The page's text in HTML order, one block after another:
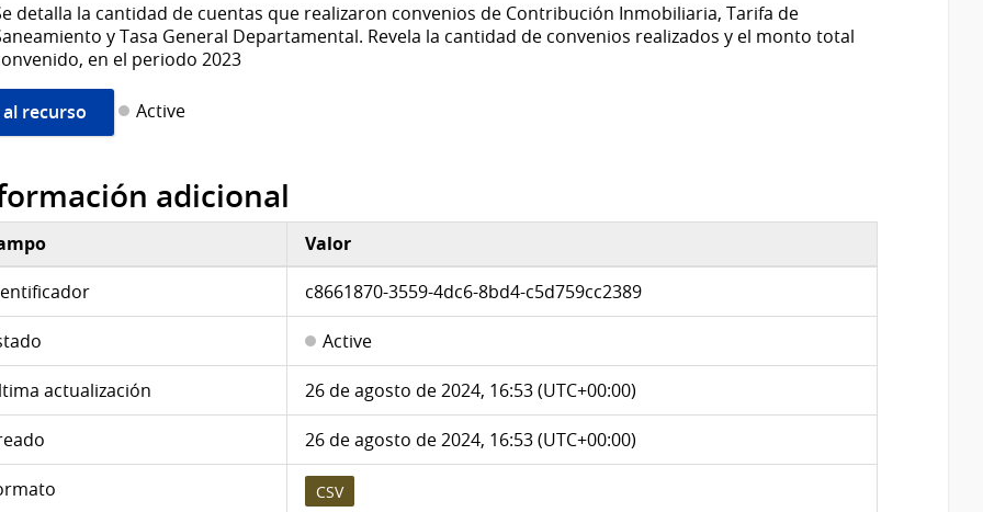
detalla la cantidad de cuentas que realizaron convenios de Contribución Inmobiliaria, Tarifa de
y Tasa General Departamental. Revela la cantidad de convenios realizados y el monto total
en el periodo 2023
recurso Active
adicional
Valor
c8661870-3559-4dc6-8bd4-c5d759cc2389
Active
actualización 26 de agosto de 2024, 16:53 (UTC+00:00)
26 de agosto de 2024, 16:53 (UTC+00:00)
CSV